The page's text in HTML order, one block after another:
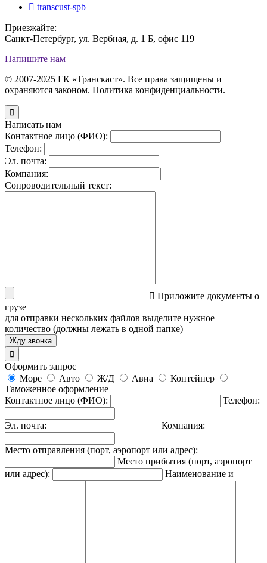
 transcust-spb
Приезжайте:
Санкт-Петербург, ул. Вербная, д. 1 Б, офис 119
Напишите нам
© 2007-2025 ГК «Транскаст». Все права защищены и
охраняются законом. Политика конфиденциальности.

Написать нам
Контактное лицо (ФИО):
Телефон:
Эл. почта:
Компания:
Сопроводительный текст:
 Приложите документы о
грузе
для отправки нескольких файлов выделите нужное
количество (должны лежать в одной папке)

Оформить запрос
Море
Авто Ж/Д Авиа
Контейнер
Таможенное оформление
Контактное лицо (ФИО):
Телефон:
Эл. почта: Компания:
Место отправления (порт, аэропорт или адрес):
Место прибытия (порт, аэропорт
или адрес):
Наименование и